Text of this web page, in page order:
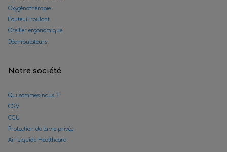
Oxygénothérapie
Fauteuil roulant
Oreiller ergonomique
Déambulateurs
Notre société
Qui sommes-nous ?
CGV
CGU
Protection de la vie privée
Air Liquide Healthcare